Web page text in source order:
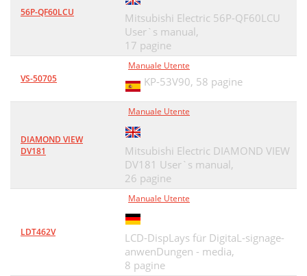
56P-QF60LCU
Mitsubishi Electric 56P-QF60LCU
User`s manual,
17 pagine
VS-50705
Manuale Utente
KP-53V90, 58 pagine
DIAMOND VIEW
DV181
Manuale Utente
Mitsubishi Electric DIAMOND VIEW
DV181 User`s manual,
26 pagine
LDT462V
Manuale Utente
LCD-DispLays für DigitaL-signage-
anwenDungen - media,
8 pagine